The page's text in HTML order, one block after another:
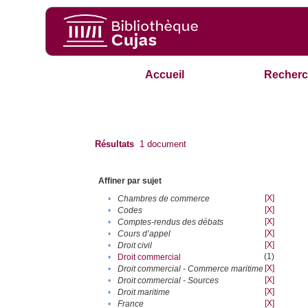
Accueil
Résultats 1 document
Affiner par sujet
•
Chambres de commerce
[X]
•
Codes
[X]
•
Comptes-rendus des débats
[X]
•
Cours d’appel
[X]
•
Droit civil
[X]
•
Droit commercial
(1)
•
Droit commercial - Commerce maritime [X]
•
Droit commercial - Sources
[X]
•
Droit maritime
[X]
•
France [X]